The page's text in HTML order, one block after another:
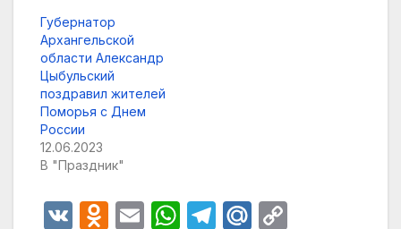
Губернатор
Архангельской
области Александр
Цыбульский
поздравил жителей
Поморья с Днем
России
12.06.2023
В "Праздник"
V
O E
W T
M